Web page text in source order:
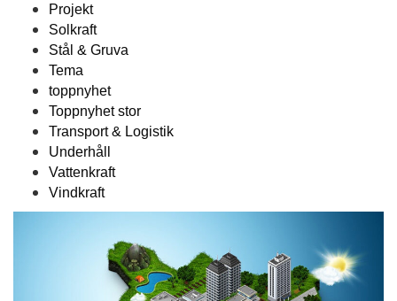
Projekt
Solkraft
Stål & Gruva
Tema
toppnyhet
Toppnyhet stor
Transport & Logistik
Underhåll
Vattenkraft
Vindkraft